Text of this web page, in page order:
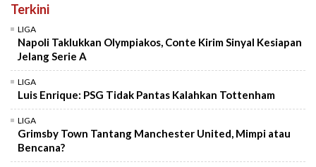
Terkini
LIGA
Napoli Taklukkan Olympiakos, Conte Kirim Sinyal Kesiapan
Jelang Serie A
LIGA
Luis Enrique: PSG Tidak Pantas Kalahkan Tottenham
LIGA
Grimsby Town Tantang Manchester United, Mimpi atau
Bencana?